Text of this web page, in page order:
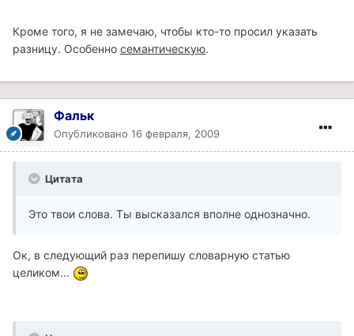
Кроме того, я не замечаю, чтобы кто-то просил указать
разницу. Особенно семантическую.
Фальк
Опубликовано 16 февраля, 2009
Цитата
Это твои слова. Ты высказался вполне однозначно.
Ок, в следующий раз перепишу словарную статью
целиком...